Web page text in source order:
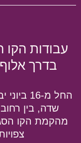
עבודות הקו
בדרך
החל מ-
שדה, בין
מהקמת הקו